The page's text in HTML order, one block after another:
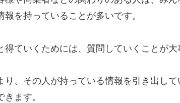
を持っていることが多いです。
得ていくためには、質問していくことが大
り、その人が持っている情報を引き出し
ます。